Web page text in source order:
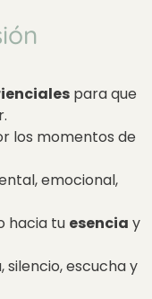
para que
los momentos de
emocional,
hacia tu esencia y
escucha y